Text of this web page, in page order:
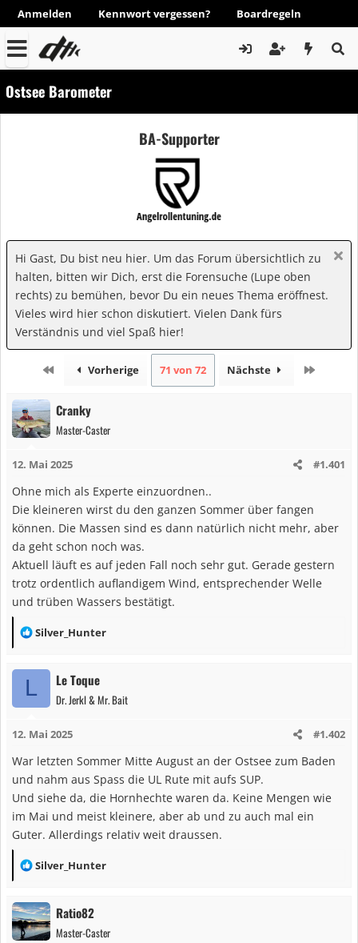
Anmelden Kennwort vergessen? Boardregeln
Ostsee Barometer
BA-Supporter
Hi Gast, Du bist neu hier. Um das Forum übersichtlich zu
halten, bitten wir Dich, erst die Forensuche (Lupe oben
rechts) zu bemühen, bevor Du ein neues Thema eröffnest.
Vieles wird hier schon diskutiert. Vielen Dank fürs
Verständnis und viel Spaß hier!
Erste Vorherige 71 von 72 Nächste
Cranky
Master-Caster
12. Mai 2025 #1.401
Ohne mich als Experte einzuordnen..
Die kleineren wirst du den ganzen Sommer über fangen
können. Die Massen sind es dann natürlich nicht mehr, aber
da geht schon noch was.
Aktuell läuft es auf jeden Fall noch sehr gut. Gerade gestern
trotz ordentlich auflandigem Wind, entsprechender Welle
und trüben Wassers bestätigt.
R
a
o
n
Silver_Hunter
L Le Toque
Dr. Jerkl & Mr. Bait
12. Mai 2025 #1.402
War letzten Sommer Mitte August an der Ostsee zum Baden
und nahm aus Spass die UL Rute mit aufs SUP.
Und siehe da, die Hornhechte waren da. Keine Mengen wie
im Mai und meist kleinere, aber ab und zu auch mal ein
Guter. Allerdings relativ weit draussen.
R
a
k
t
Silver_Hunter
Ratio82
Master-Caster